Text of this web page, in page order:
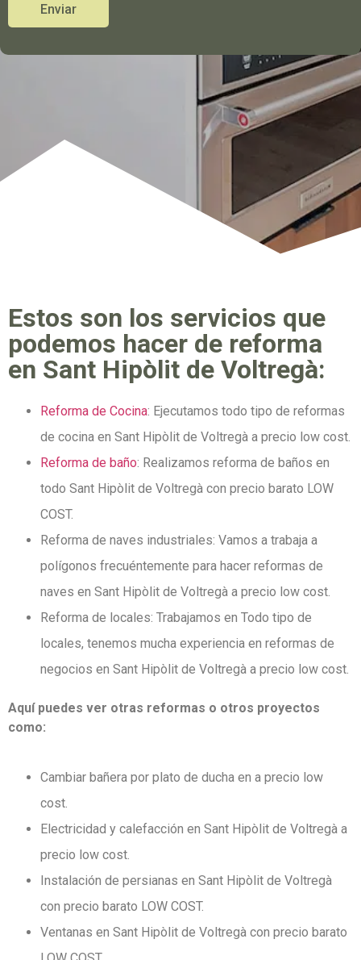
Enviar
Estos son los servicios que
podemos hacer de reforma
en Sant Hipòlit de Voltregà:
Reforma de Cocina: Ejecutamos todo tipo de reformas
de cocina en Sant Hipòlit de Voltregà a precio low cost.
Reforma de baño: Realizamos reforma de baños en
todo Sant Hipòlit de Voltregà con precio barato LOW
COST.
Reforma de naves industriales: Vamos a trabaja a
polígonos frecuéntemente para hacer reformas de
naves en Sant Hipòlit de Voltregà a precio low cost.
Reforma de locales: Trabajamos en Todo tipo de
locales, tenemos mucha experiencia en reformas de
negocios en Sant Hipòlit de Voltregà a precio low cost.
Aquí puedes ver otras reformas o otros proyectos
como:
Cambiar bañera por plato de ducha en a precio low
cost.
Electricidad y calefacción en Sant Hipòlit de Voltregà a
precio low cost.
Instalación de persianas en Sant Hipòlit de Voltregà
con precio barato LOW COST.
Ventanas en Sant Hipòlit de Voltregà con precio barato